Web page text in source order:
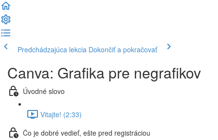
Predchádzajúca lekcia Dokončiť a pokračovať
Canva: Grafika pre negrafikov
Úvodné slovo
Vitajte! (2:33)
Čo je dobré vedieť, ešte pred registráciou